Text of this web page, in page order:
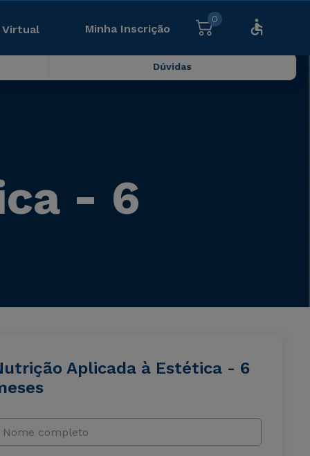
Virtual Minha Inscrição
0
Dúvidas
- 6
Aplicada à Estética - 6
Nome completo